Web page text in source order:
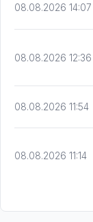
08.08.2026 14:07
08.08.2026 12:36
08.08.2026 11:54
08.08.2026 11:14